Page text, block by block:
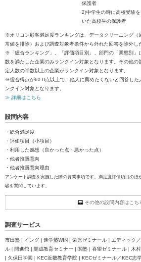
保護者
2)中学生の時に高校受験
いた高校生の保護者
※オリコン顧客満足度ランキングは、データクリーニング（
常値を排除）および調査対象者条件から外れた回答を除外し
※「総合ランキング」、「評価項目別」、部門の「業態別」
数を満たした企業のみランクイン対象となります。その他の
定人数の半数以上の企業がランクイン対象となります。
※総合得点が60.0点以上で、他人に薦めたくないと回答した
ンクイン対象となります。
≫ 詳細はこちら
設問内容
・総合満足度
・評価項目（小項目）
・利用した感想（良かった点・悪かった点）
・他者推奨意向
・他者推奨意向理由
アンケート調査を実施した際の質問事項です。満足度評価項目のほ
容を質問しています。
その他の設問内容はこち
調査サービス
市田塾 | イング | 進学塾WIN | 栄光ゼミナール | エディック
ル | 開進館 | 開成教育セミナー | 関塾 | 喜望ゼミナール | 木
| 久保田学園 | KEC近畿教育学院 | KECゼミナール／KEC志